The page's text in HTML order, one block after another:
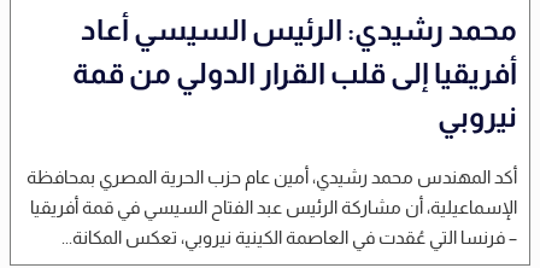
محمد رشيدي: الرئيس السيسي أعاد
أفريقيا إلى قلب القرار الدولي من قمة
نيروبي
أكد المهندس محمد رشيدي، أمين عام حزب الحرية المصري بمحافظة
الإسماعيلية، أن مشاركة الرئيس عبد الفتاح السيسي في قمة أفريقيا
– فرنسا التي عُقدت في العاصمة الكينية نيروبي، تعكس المكانة...